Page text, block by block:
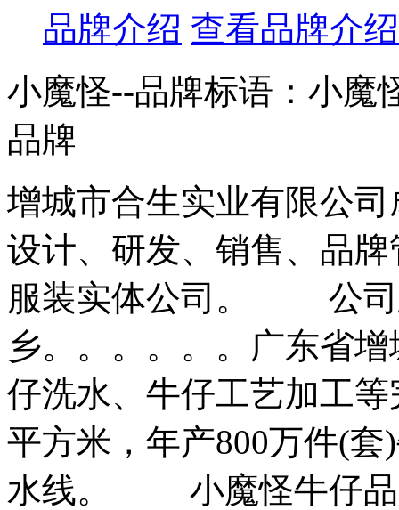
品牌介绍 查看品牌介绍
小魔怪--品牌标语： 小魔
品牌
增城市合生实业有限公
设计、研发、销售、品
服装实体公司。 公司
乡。。。。。。广东省
仔洗水、牛仔工艺加工
平方米，年产800万件(
水线。 小魔怪牛仔品